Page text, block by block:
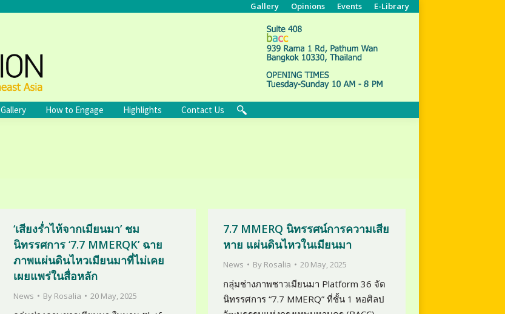
Gallery Opinions Events E-Library
Gallery How to Engage Highlights Contact Us Search:
‘เสียงร่ำไห้จากเมียนมา’ ชม
นิทรรศการ ‘7.7 MMERQK’ ฉาย
ภาพแผ่นดินไหวเมียนมาที่ไม่เคย
เผยแพร่ในสื่อหลัก
News By Rosalia 20 May, 2025
7.7 MMERQ นิทรรศน์การความเสีย
หาย แผ่นดินไหวในเมียนมา
News By Rosalia 20 May, 2025
กลุ่มช่างภาพชาวเมียนมา Platform 36 จัด
นิทรรศการ “7.7 MMERQ” ที่ชั้น 1 หอศิลป